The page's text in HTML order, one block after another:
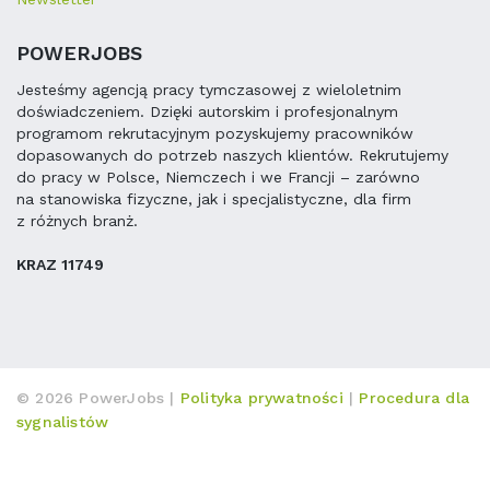
POWERJOBS
Jesteśmy agencją pracy tymczasowej z wieloletnim
doświadczeniem. Dzięki autorskim i profesjonalnym
programom rekrutacyjnym pozyskujemy pracowników
dopasowanych do potrzeb naszych klientów. Rekrutujemy
do pracy w Polsce, Niemczech i we Francji – zarówno
na stanowiska fizyczne, jak i specjalistyczne, dla firm
z różnych branż.
KRAZ 11749
© 2026 PowerJobs | Polityka prywatności | Procedura dla
sygnalistów